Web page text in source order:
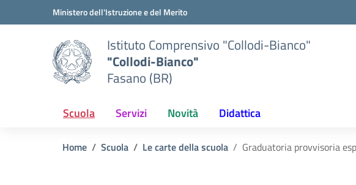
Vai ai contenuti
Vai al menu di navigazioneMinistero dell'Istruzione e del Merito
Istituto Comprensivo "Collodi-Bianco"
"Collodi-Bianco"
Fasano (BR)
Scuola Servizi Novità Didattica
Home Scuola Le carte della scuola Graduatoria provvisoria